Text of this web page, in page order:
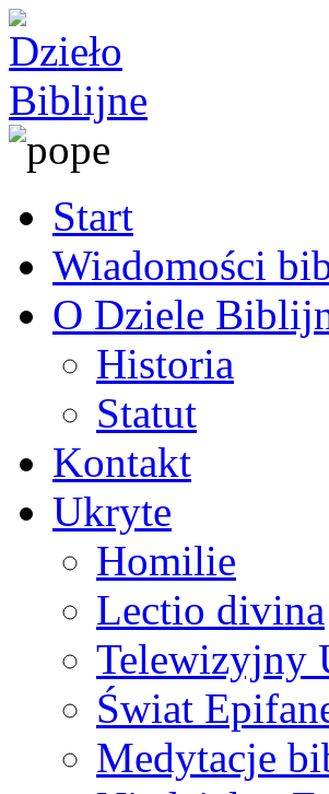
Start
Wiadomości
O Dziele
Historia
Statut
Kontakt
Ukryte
Homilie
Lectio divina
Telewizyjny
Świat
Medytacje